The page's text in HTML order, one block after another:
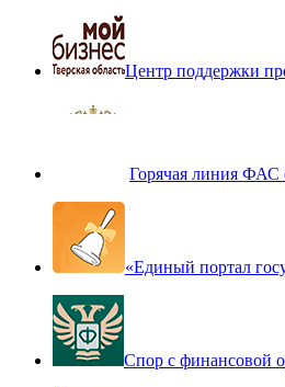
Центр поддержки
Горячая линия ФАС
«Единый портал
Спор с финансовой